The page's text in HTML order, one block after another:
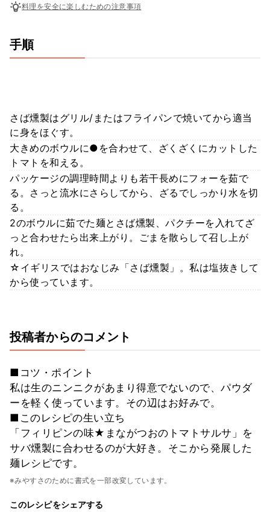
料理を安全に楽しむための注意事項
手順
さば燻製はグリル/またはフライパンで焼いてから適当
に身をほぐす。
大きめのボウルに●を合わせて、ざくざくにカットした
トマトを和える。
パッケージの調理時間よりも若干長めにフォーを茹で
る。さっと流水にさらしてから、ざるでしっかり水を切
る。
2のボウルに茹でた麺とさば燻製、パクチーを入れてざ
っと合わせたら出来上がり。ごまを散らして召し上が
れ。
☆イギリスではおなじみ「さば燻製」。私は塩抜きして
から使っています。
投稿者からのコメント
■コツ・ポイント
私は生のニンニクがあまり得意でないので、パウダ
ーを軽く使っています。その辺はお好みで。
■このレシピの生い立ち
「フィリピンの味★まながつおのトマトサルサ」を
サバ燻製に合わせるのが大好き。そこから発展した
麺レシピです。
※みやすさのために書式を一部改変しています。
このレシピをシェアする